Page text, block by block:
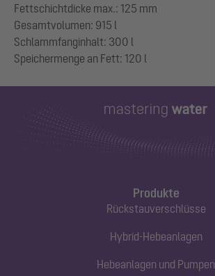
Fettschichtdicke max.: 125 mm
Gesamtvolumen: 915 l
Schlammfanginhalt: 300 l
Produkte
Rückstauverschlüsse
Hybrid-Hebeanlagen
Hebeanlagen und Pumpen